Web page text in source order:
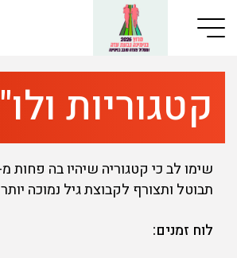
for devices with a small screen
קטגוריות
תבוטל ותצורף לקבוצת גיל נמוכה
לוח זמנים: